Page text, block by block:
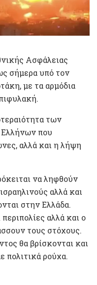
Ασφάλειας
σήμερα υπό τον
με τα αρμόδια
των
Ελλήνων που
αλλά και η λήψη
να ληφθούν
αλλά και
στην Ελλάδα.
αλλά και ο
τους στόχους.
θα βρίσκονται και
πολιτικά ρούχα.